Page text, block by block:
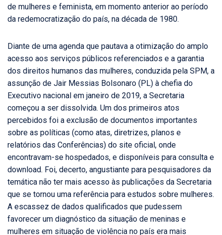
de mulheres e feminista, em momento anterior ao período
da redemocratização do país, na década de 1980.
Diante de uma agenda que pautava a otimização do amplo
acesso aos serviços públicos referenciados e a garantia
dos direitos humanos das mulheres, conduzida pela SPM, a
assunção de Jair Messias Bolsonaro (PL) à chefia do
Executivo nacional em janeiro de 2019, a Secretaria
começou a ser dissolvida. Um dos primeiros atos
percebidos foi a exclusão de documentos importantes
sobre as políticas (como atas, diretrizes, planos e
relatórios das Conferências) do site oficial, onde
encontravam-se hospedados, e disponíveis para consulta e
download. Foi, decerto, angustiante para pesquisadores da
temática não ter mais acesso às publicações da Secretaria
que se tornou uma referência para estudos sobre mulheres.
A escassez de dados qualificados que pudessem
favorecer um diagnóstico da situação de meninas e
mulheres em situação de violência no país era mais